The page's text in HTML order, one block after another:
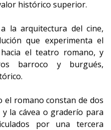
histórico superior.
la arquitectura del cine,
que experimenta el
el teatro romano, y
barroco y burgués,
romano constan de dos
y la cávea o graderío para
por una tercera